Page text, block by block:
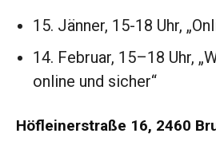
15. Jänner, 15-18 Uhr,
14. Februar, 15–18 Uhr,
online und sicher“
Höfleinerstraße 16, 2460